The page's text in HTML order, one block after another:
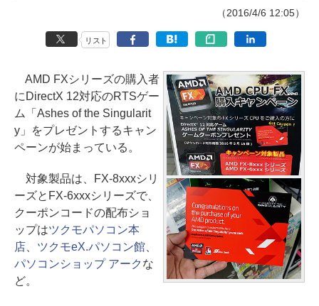
（2016/4/6 12:05）
リスト
AMD FXシリーズの購入者
にDirectX 12対応のRTSゲー
ム「Ashes of the Singularit
y」をプレゼントするキャン
ペーンが始まっている。
対象製品は、FX-8xxxシリ
ーズとFX-6xxxシリーズで、
クーポンコードの配布ショ
ップはツクモパソコン本
店
ツクモeX.パソコン館、
パソコンショップ アーク な
ど。